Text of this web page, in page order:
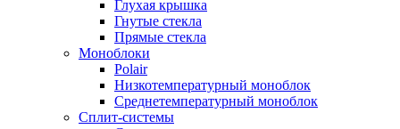
Глухая крышка
Гнутые стекла
Прямые стекла
Моноблоки
Polair
Низкотемпературный моноблок
Среднетемпературный моноблок
Сплит-системы